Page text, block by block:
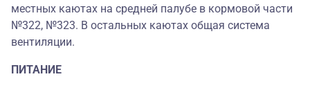
местных каютах на средней палубе в кормовой части
№322, №323. В остальных каютах общая система
вентиляции.
ПИТАНИЕ